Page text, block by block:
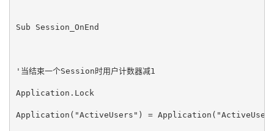
Sub Session_OnEnd
'当结束一个Session时用户计数器减1
Application.Lock
Application("ActiveUsers") =